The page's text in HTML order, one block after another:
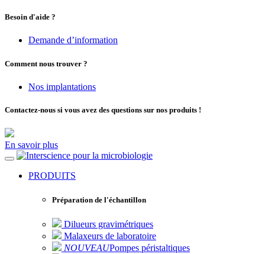
Besoin d'aide ?
Demande d’information
Comment nous trouver ?
Nos implantations
Contactez-nous si vous avez des questions sur nos produits !
En savoir plus
pour la microbiologie
PRODUITS
Préparation de l'échantillon
Dilueurs gravimétriques
Malaxeurs de laboratoire
NOUVEAUPompes péristaltiques